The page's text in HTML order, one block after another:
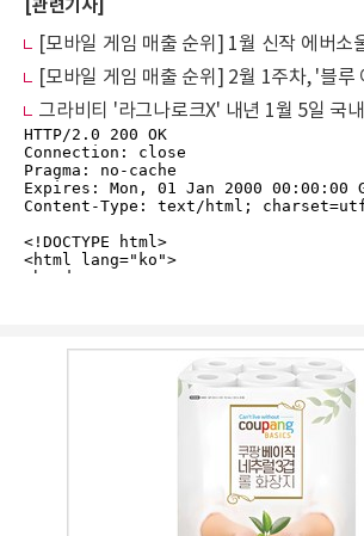
[관련기사]
그라비티 '라그나로크X' 내년 1월 5일 국내